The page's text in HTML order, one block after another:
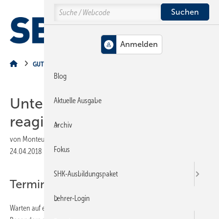
Hauptinhalt
Hauptmenü
SiteSearch
GUT GEMACHT
Unter Zeitdruck richtig
reagieren
von Monteur
24.04.2018
Druckvorschau
Terminprobleme
Warten auf einen Montagetermin ist für Kunden immer unangenehm.
Search
Blog
Aktuelle Ausgabe
Archiv
Fokus
SHK-Ausbildungspaket
Lehrer-Login